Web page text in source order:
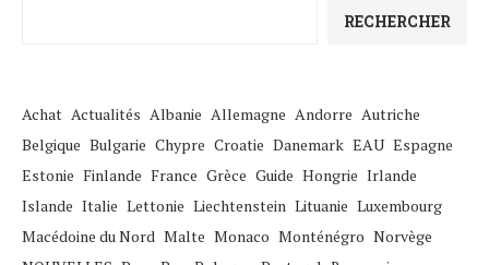
RECHERCHER
Achat Actualités Albanie Allemagne Andorre Autriche
Belgique Bulgarie Chypre Croatie Danemark EAU Espagne
Estonie Finlande France Grèce Guide Hongrie Irlande
Islande Italie Lettonie Liechtenstein Lituanie Luxembourg
Macédoine du Nord Malte Monaco Monténégro Norvège